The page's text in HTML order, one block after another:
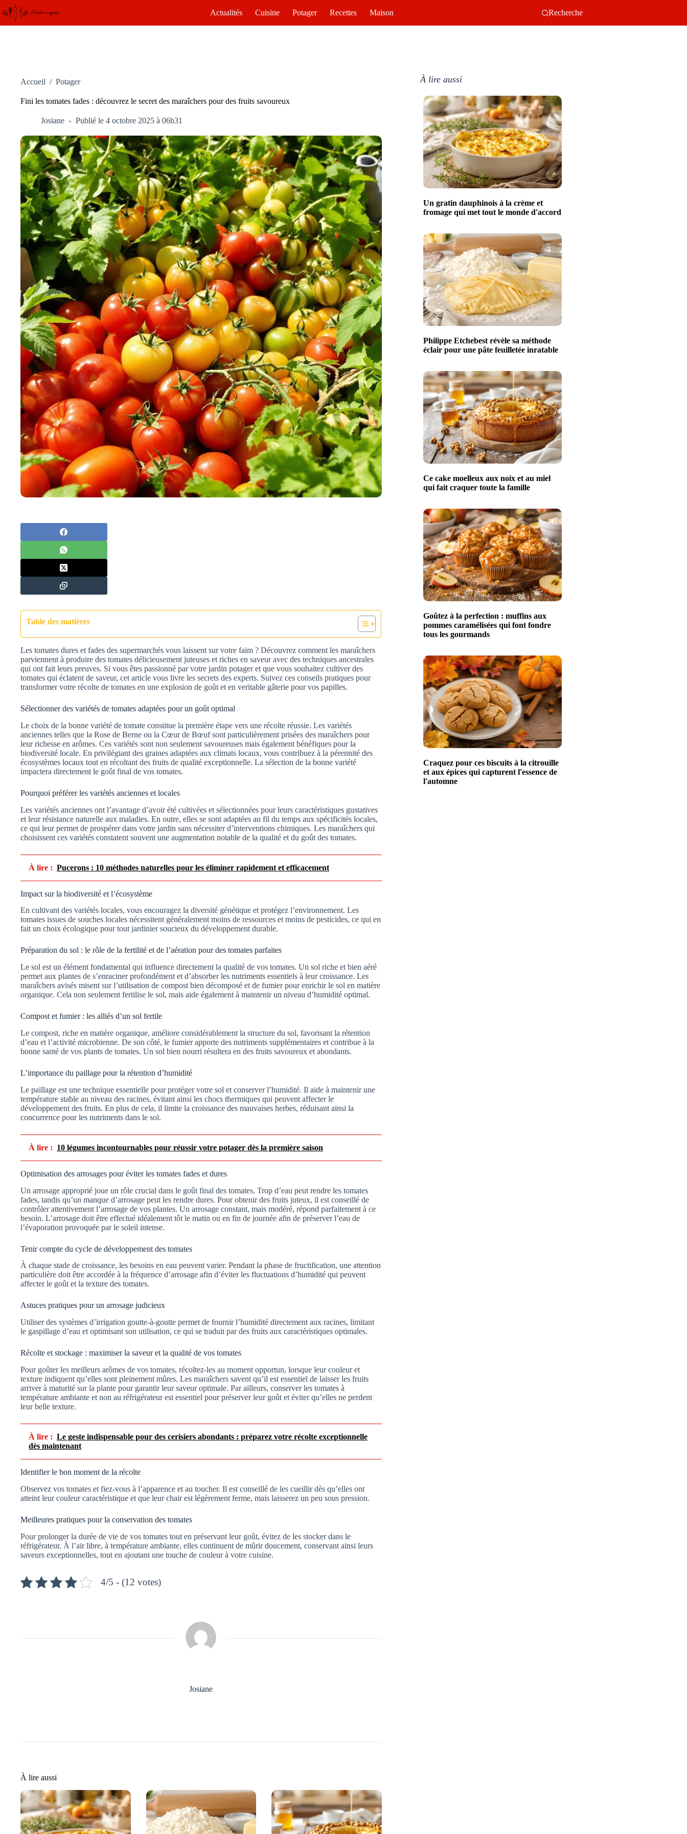
Passer
au
contenu
Actualités Cuisine Potager Recettes Maison Recherche
Accueil / Potager
Fini les tomates fades : découvrez le secret des maraîchers pour des fruits savoureux
Josiane Publié le 4 octobre 2025 à 06h31
Table des matières
Les tomates dures et fades des supermarchés vous laissent sur votre faim ? Découvrez comment les maraîchers
parviennent à produire des tomates délicieusement juteuses et riches en saveur avec des techniques ancestrales
qui ont fait leurs preuves. Si vous êtes passionné par votre jardin potager et que vous souhaitez cultiver des
tomates qui éclatent de saveur, cet article vous livre les secrets des experts. Suivez ces conseils pratiques pour
transformer votre récolte de tomates en une explosion de goût et en veritable gâterie pour vos papilles.
Sélectionner des variétés de tomates adaptées pour un goût optimal
Le choix de la bonne variété de tomate constitue la première étape vers une récolte réussie. Les variétés
anciennes telles que la Rose de Berne ou la Cœur de Bœuf sont particulièrement prisées des maraîchers pour
leur richesse en arômes. Ces variétés sont non seulement savoureuses mais également bénéfiques pour la
biodiversité locale. En privilégiant des graines adaptées aux climats locaux, vous contribuez à la pérennité des
écosystèmes locaux tout en récoltant des fruits de qualité exceptionnelle. La sélection de la bonne variété
impactera directement le goût final de vos tomates.
Pourquoi préférer les variétés anciennes et locales
Les variétés anciennes ont l’avantage d’avoir été cultivées et sélectionnées pour leurs caractéristiques gustatives
et leur résistance naturelle aux maladies. En outre, elles se sont adaptées au fil du temps aux spécificités locales,
ce qui leur permet de prospérer dans votre jardin sans nécessiter d’interventions chimiques. Les maraîchers qui
choisissent ces variétés constatent souvent une augmentation notable de la qualité et du goût des tomates.
À lire : Pucerons : 10 méthodes naturelles pour les éliminer rapidement et efficacement
Impact sur la biodiversité et l’écosystème
En cultivant des variétés locales, vous encouragez la diversité génétique et protégez l’environnement. Les
tomates issues de souches locales nécessitent généralement moins de ressources et moins de pesticides, ce qui en
fait un choix écologique pour tout jardinier soucieux du développement durable.
Préparation du sol : le rôle de la fertilité et de l’aération pour des tomates parfaites
Le sol est un élément fondamental qui influence directement la qualité de vos tomates. Un sol riche et bien aéré
permet aux plantes de s’enraciner profondément et d’absorber les nutriments essentiels à leur croissance. Les
maraîchers avisés misent sur l’utilisation de compost bien décomposé et de fumier pour enrichir le sol en matière
organique. Cela non seulement fertilise le sol, mais aide également à maintenir un niveau d’humidité optimal.
Compost et fumier : les alliés d’un sol fertile
Le compost, riche en matière organique, améliore considérablement la structure du sol, favorisant la rétention
d’eau et l’activité microbienne. De son côté, le fumier apporte des nutriments supplémentaires et contribue à la
bonne santé de vos plants de tomates. Un sol bien nourri résultera en des fruits savoureux et abondants.
L’importance du paillage pour la rétention d’humidité
Le paillage est une technique essentielle pour protéger votre sol et conserver l’humidité. Il aide à maintenir une
température stable au niveau des racines, évitant ainsi les chocs thermiques qui peuvent affecter le
développement des fruits. En plus de cela, il limite la croissance des mauvaises herbes, réduisant ainsi la
concurrence pour les nutriments dans le sol.
À lire : 10 légumes incontournables pour réussir votre potager dès la première saison
Optimisation des arrosages pour éviter les tomates fades et dures
Un arrosage approprié joue un rôle crucial dans le goût final des tomates. Trop d’eau peut rendre les tomates
fades, tandis qu’un manque d’arrosage peut les rendre dures. Pour obtenir des fruits juteux, il est conseillé de
contrôler attentivement l’arrosage de vos plantes. Un arrosage constant, mais modéré, répond parfaitement à ce
besoin. L’arrosage doit être effectué idéalement tôt le matin ou en fin de journée afin de préserver l’eau de
l’évaporation provoquée par le soleil intense.
Tenir compte du cycle de développement des tomates
À chaque stade de croissance, les besoins en eau peuvent varier. Pendant la phase de fructification, une attention
particulière doit être accordée à la fréquence d’arrosage afin d’éviter les fluctuations d’humidité qui peuvent
affecter le goût et la texture des tomates.
Astuces pratiques pour un arrosage judicieux
Utiliser des systèmes d’irrigation goutte-à-goutte permet de fournir l’humidité directement aux racines, limitant
le gaspillage d’eau et optimisant son utilisation, ce qui se traduit par des fruits aux caractéristiques optimales.
Récolte et stockage : maximiser la saveur et la qualité de vos tomates
Pour goûter les meilleurs arômes de vos tomates, récoltez-les au moment opportun, lorsque leur couleur et
texture indiquent qu’elles sont pleinement mûres. Les maraîchers savent qu’il est essentiel de laisser les fruits
arriver à maturité sur la plante pour garantir leur saveur optimale. Par ailleurs, conserver les tomates à
température ambiante et non au réfrigérateur est essentiel pour préserver leur goût et éviter qu’elles ne perdent
leur belle texture.
À lire : Le geste indispensable pour des cerisiers abondants : préparez votre récolte exceptionnelle
dès maintenant
Identifier le bon moment de la récolte
Observez vos tomates et fiez-vous à l’apparence et au toucher. Il est conseillé de les cueillir dès qu’elles ont
atteint leur couleur caractéristique et que leur chair est légèrement ferme, mais laisserez un peu sous pression.
Meilleures pratiques pour la conservation des tomates
Pour prolonger la durée de vie de vos tomates tout en préservant leur goût, évitez de les stocker dans le
réfrigérateur. À l’air libre, à température ambiante, elles continuent de mûrir doucement, conservant ainsi leurs
saveurs exceptionnelles, tout en ajoutant une touche de couleur à votre cuisine.
4/5 - (12 votes)
Josiane
À lire aussi
À lire aussi
Un gratin dauphinois à la crème et
fromage qui met tout le monde d'accord
Philippe Etchebest révèle sa méthode
éclair pour une pâte feuilletée inratable
Ce cake moelleux aux noix et au miel
qui fait craquer toute la famille
Goûtez à la perfection : muffins aux
pommes caramélisées qui font fondre
tous les gourmands
Craquez pour ces biscuits à la citrouille
et aux épices qui capturent l'essence de
l'automne